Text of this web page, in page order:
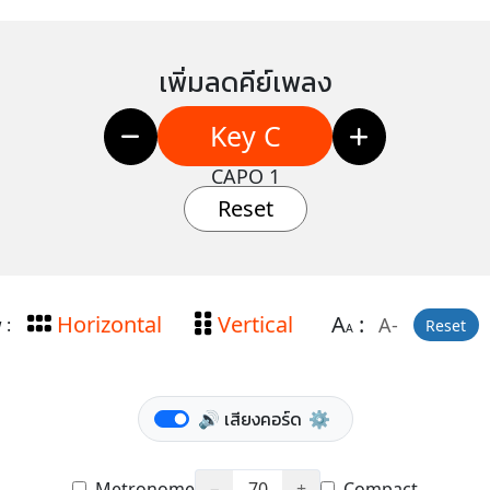
เพิ่มลดคีย์เพลง
Key C
CAPO 1
Reset
: Horizontal Vertical AA: A- Reset
🔊 เสียงคอร์ด ⚙️